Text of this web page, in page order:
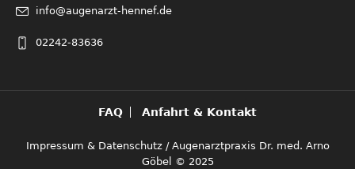
info@augenarzt-hennef.de
02242-83636
FAQ Anfahrt & Kontakt
Impressum & Datenschutz/ Augenarztpraxis Dr. med. Arno
Göbel © 2025